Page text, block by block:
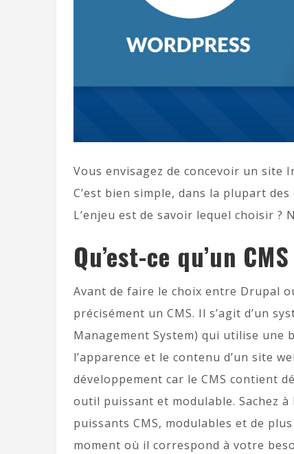
Vous envisagez de concevoir un site
C’est bien simple, dans la plupart
L’enjeu est de savoir lequel choisir
Qu’est-ce qu’un
Avant de faire le choix entre Drupal
précisément un CMS. Il s’agit d’un
Management System) qui utilise une
l’apparence et le contenu d’un site
développement car le CMS contient
outil puissant et modulable. Sachez à
puissants CMS, modulables et de
moment où il correspond à votre